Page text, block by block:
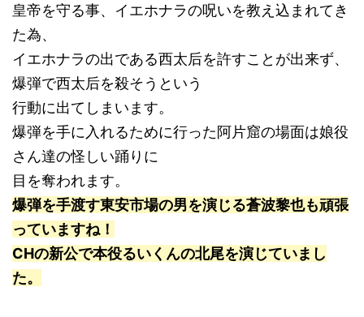
皇帝を守る事、イエホナラの呪いを教え込まれてき
た為、
イエホナラの出である西太后を許すことが出来ず、
爆弾で西太后を殺そうという
行動に出てしまいます。
爆弾を手に入れるために行った阿片窟の場面は娘役
さん達の怪しい踊りに
目を奪われます。
爆弾を手渡す東安市場の男を演じる蒼波黎也も頑張
っていますね！
CHの新公で本役るいくんの北尾を演じていまし
た。